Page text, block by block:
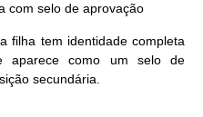
com selo de aprovação
filha tem identidade completa
aparece como um selo de
secundária.